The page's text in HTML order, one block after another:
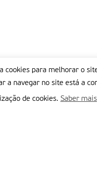
cookies para melhorar o
a navegar no site está a
de cookies. Saber mais